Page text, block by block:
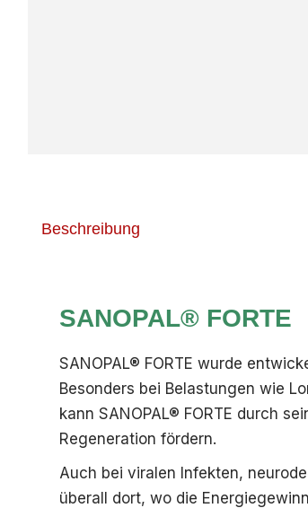
Beschreibung
SANOPAL® FORTE
SANOPAL® FORTE wurde
Besonders bei Belastungen wie
kann SANOPAL® FORTE durch
Regeneration fördern.
Auch bei viralen Infekten,
überall dort, wo die